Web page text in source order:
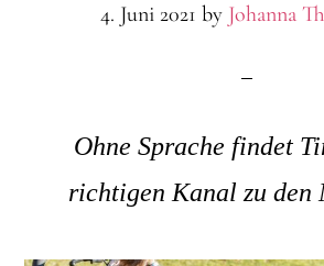
4. Juni 2021 by Johanna
Ohne Sprache findet
richtigen Kanal zu den